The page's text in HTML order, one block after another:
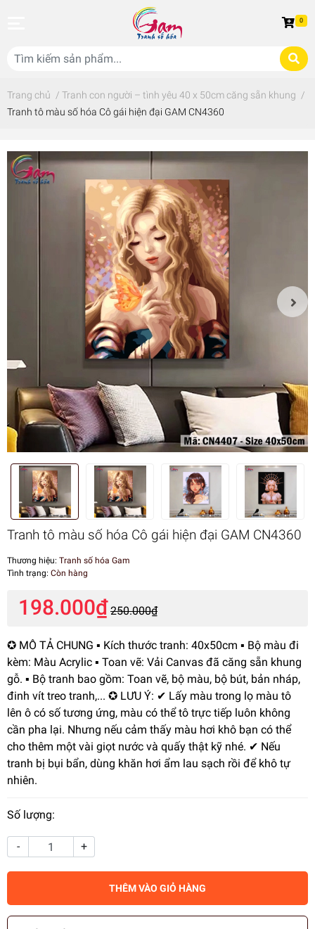
0
Trang chủ / Tranh con người – tình yêu 40 x 50cm căng sẵn khung /
Tranh tô màu số hóa Cô gái hiện đại GAM CN4360
Tranh tô màu số hóa Cô gái hiện đại GAM CN4360
Thương hiệu: Tranh số hóa Gam
Tình trạng: Còn hàng
198.000₫ 250.000₫
✪ MÔ TẢ CHUNG ▪️ Kích thước tranh: 40x50cm ▪️ Bộ màu đi
kèm: Màu Acrylic ▪️ Toan vẽ: Vải Canvas đã căng sẵn khung
gỗ. ▪️ Bộ tranh bao gồm: Toan vẽ, bộ màu, bộ bút, bản nháp,
đinh vít treo tranh,... ✪ LƯU Ý: ✔ Lấy màu trong lọ màu tô
lên ô có số tương ứng, màu có thể tô trực tiếp luôn không
cần pha lại. Nhưng nếu cảm thấy màu hơi khô bạn có thể
cho thêm một vài giọt nước và quấy thật kỹ nhé. ✔ Nếu
tranh bị bụi bẩn, dùng khăn hơi ẩm lau sạch rồi để khô tự
nhiên.
Số lượng:
- +
THÊM VÀO GIỎ HÀNG